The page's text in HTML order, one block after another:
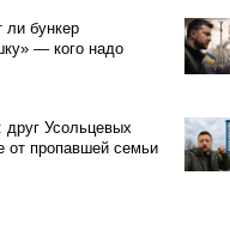
ли бункер
— кого надо
Усольцевых
от пропавшей семьи